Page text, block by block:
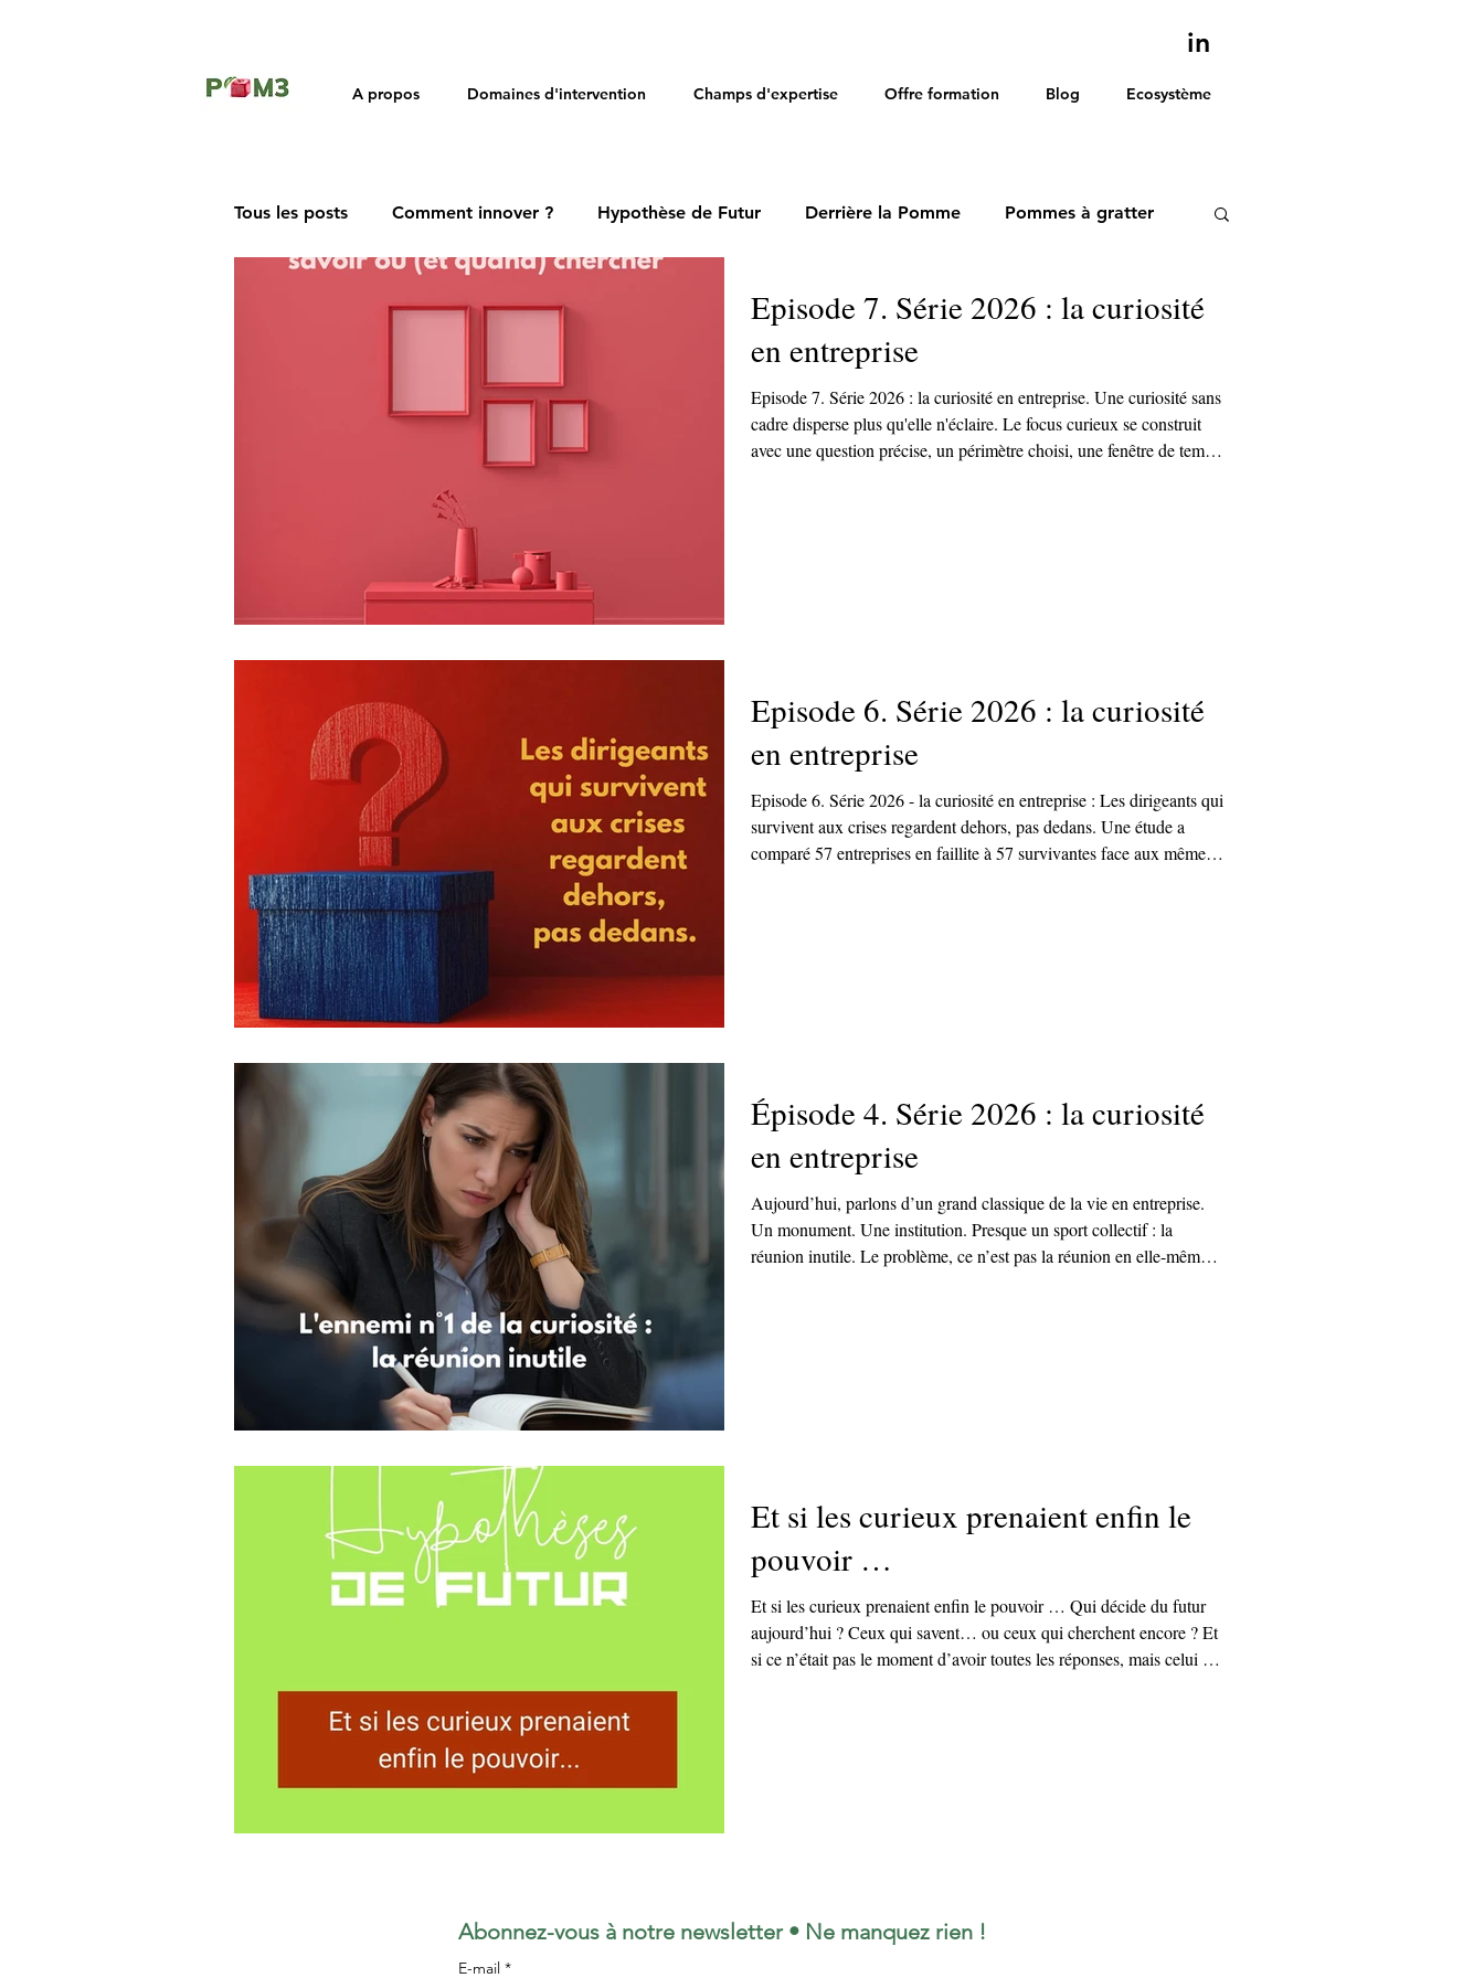
in
A propos Domaines d'intervention Champs d'expertise Offre formation Blog Ecosystème
Tous les posts Comment innover ? Hypothèse de Futur Derrière la Pomme Pommes à gratter
Rétrospective
Episode 7. Série 2026 : la curiosité
en entreprise
Episode 7. Série 2026 : la curiosité en entreprise. Une curiosité sans
cadre disperse plus qu'elle n'éclaire. Le focus curieux se construit
avec une question précise, un périmètre choisi, une fenêtre de temps
Episode 6. Série 2026 : la curiosité
en entreprise
Episode 6. Série 2026 - la curiosité en entreprise : Les dirigeants qui
survivent aux crises regardent dehors, pas dedans. Une étude a
comparé 57 entreprises en faillite à 57 survivantes face aux mêmes
Épisode 4. Série 2026 : la curiosité
en entreprise
Aujourd’hui, parlons d’un grand classique de la vie en entreprise.
Un monument. Une institution. Presque un sport collectif : la
réunion inutile. Le problème, ce n’est pas la réunion en elle-même.
Et si les curieux prenaient enfin le
pouvoir …
Et si les curieux prenaient enfin le pouvoir … Qui décide du futur
aujourd’hui ? Ceux qui savent… ou ceux qui cherchent encore ? Et
si ce n’était pas le moment d’avoir toutes les réponses, mais celui de
Abonnez-vous à notre newsletter • Ne manquez rien !
E-mail